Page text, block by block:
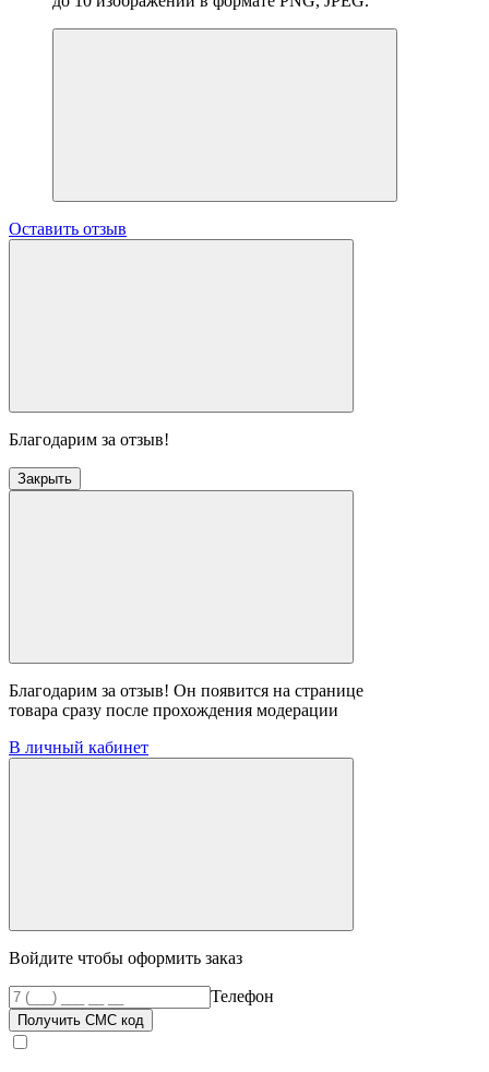
Оставить отзыв
Благодарим за отзыв!
Закрыть
Благодарим за отзыв! Он появится на странице
товара сразу после прохождения модерации
В личный кабинет
Войдите чтобы оформить заказ
Телефон
Получить СМС код